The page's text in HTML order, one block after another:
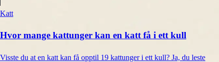
Katt
Hvor mange kattunger kan en katt få i ett kull
Visste du at en katt kan få opptil 19 kattunger i ett kull? Ja, du leste